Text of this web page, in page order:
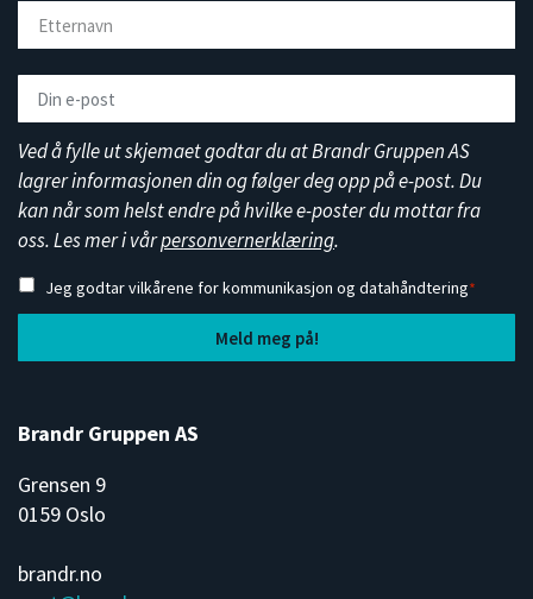
Ved å fylle ut skjemaet godtar du at Brandr Gruppen AS
lagrer informasjonen din og følger deg opp på e-post. Du
kan når som helst endre på hvilke e-poster du mottar fra
oss. Les mer i vårpersonvernerklæring.
Jeg godtar vilkårene for kommunikasjon og datahåndtering*
Brandr Gruppen AS
Grensen 9
0159 Oslo
brandr.no